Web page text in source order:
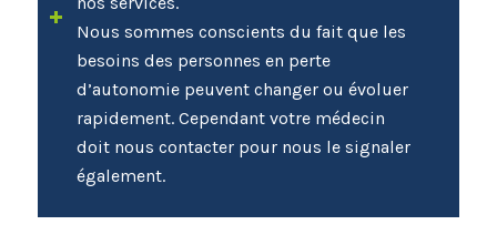
Nous sommes conscients du fait que les
besoins des personnes en perte
d’autonomie peuvent changer ou évoluer
rapidement. Cependant votre médecin
doit nous contacter pour nous le signaler
également.